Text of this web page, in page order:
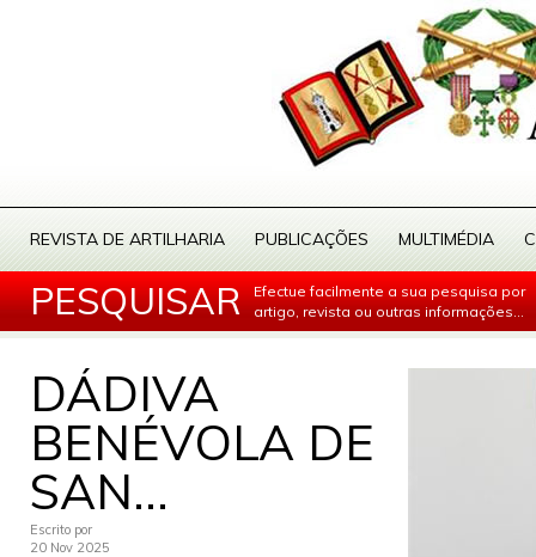
REVISTA DE ARTILHARIA PUBLICAÇÕES MULTIMÉDIA
PESQUISAR
Efectue facilmente a sua pesquisa por
artigo, revista ou outras informações...
DÁDIVA
BENÉVOLA DE
SAN...
Escrito por
20 Nov 2025